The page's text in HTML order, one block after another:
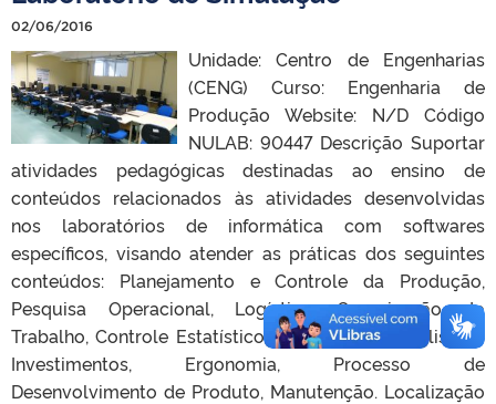
02/06/2016
Unidade: Centro de Engenharias
(CENG) Curso: Engenharia de
Produção Website: N/D Código
NULAB: 90447 Descrição Suportar
atividades pedagógicas destinadas ao ensino de
conteúdos relacionados às atividades desenvolvidas
nos laboratórios de informática com softwares
específicos, visando atender as práticas dos seguintes
conteúdos: Planejamento e Controle da Produção,
Pesquisa Operacional, Logística, Organização do
Trabalho, Controle Estatístico de Processos, Análise de
Investimentos, Ergonomia, Processo de
Desenvolvimento de Produto, Manutenção. Localização